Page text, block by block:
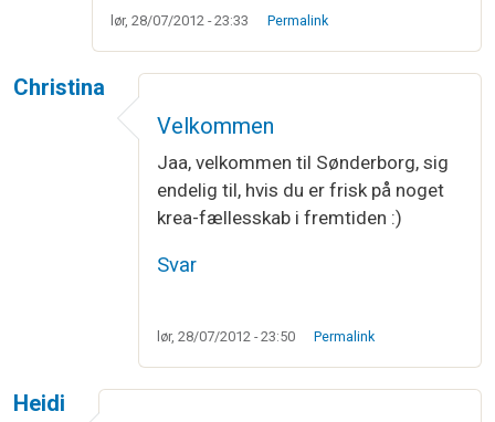
lør, 28/07/2012 - 23:33 Permalink
Christina
Velkommen
Jaa, velkommen til Sønderborg, sig
endelig til, hvis du er frisk på noget
krea-fællesskab i fremtiden :)
Svar
lør, 28/07/2012 - 23:50 Permalink
Heidi